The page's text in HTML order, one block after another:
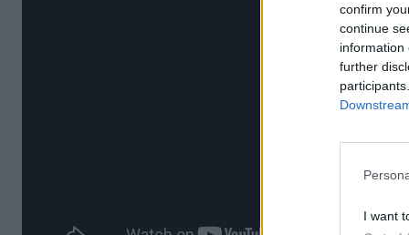
confirm
continue
information
further
I want